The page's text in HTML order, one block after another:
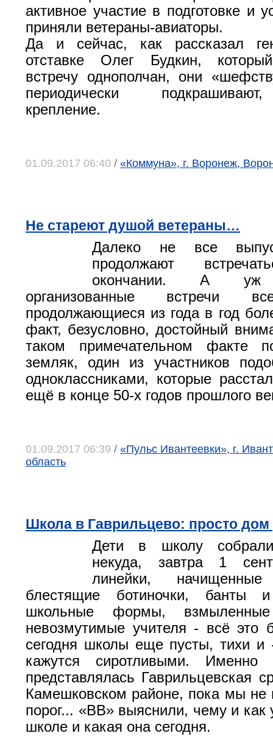
активное участие в подготовке и
приняли ветераны-авиаторы.
Да и сейчас, как рассказал
отставке Олег Будкин,
встречу однополчан, они
периодически
крепление.
01.09.2017 06:40 / «Коммуна», г. Воронеж,
Не стареют душой ветераны…
Далеко не все
продолжают
окончании. А уж
организованные встречи
продолжающиеся из года в год
факт, безусловно, достойный
таком примечательном факте
земляк, один из участников
одноклассниками, которые
ещё в конце 50-х годов прошлого
01.09.2017 06:39 / «Пульс Ивантеевки», г.
область
Школа в Гаврильцево: просто дом
Дети в школу
некуда, завтра 1
линейки,
блестящие ботиночки, банты
школьные формы,
невозмутимые учителя - всё это
сегодня школы еще пусты, тихи и
кажутся сиротливыми.
представлялась Гаврильцевская
Камешковском районе, пока мы не
порог... «ВВ» выяснили, чему и как
школе и какая она сегодня.